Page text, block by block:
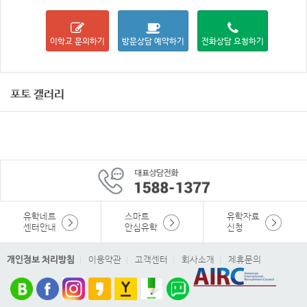
이학교 문의하기 방문상담 예약하기 전화상담 요청하기
포토 갤러리
유학네트
센터안내
스마트
안심유학
유학자료
신청
개인정보 처리방침 이용약관 고객센터 회사소개 제휴문의